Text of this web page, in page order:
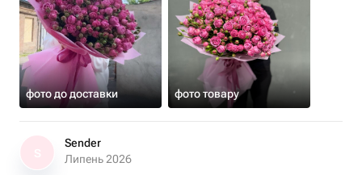
фото до доставки фото товару
Sender
Липень 2026